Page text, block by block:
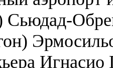
Сьюдад-